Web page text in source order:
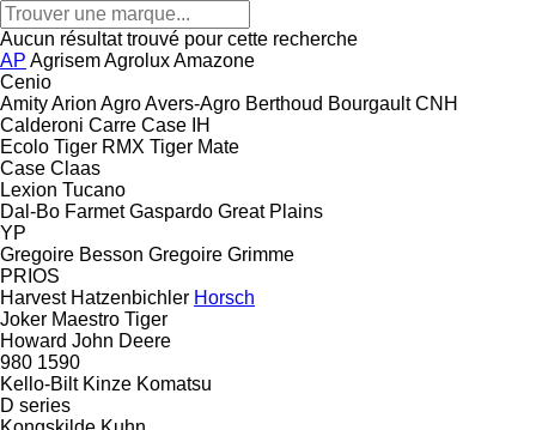
Aucun résultat trouvé pour cette recherche
AP AgrisemAgroluxAmazone
Cenio
AmityArion AgroAvers-Agro Berthoud Bourgault CNH
Calderoni Carre Case IH
Ecolo Tiger RMX Tiger Mate
Case Claas
Lexion Tucano
Dal-Bo Farmet Gaspardo Great Plains
YP
Gregoire Besson Gregoire Grimme
PRIOS
Harvest Hatzenbichler Horsch
Joker Maestro Tiger
Howard John Deere
980 1590
Kello-Bilt Kinze Komatsu
D series